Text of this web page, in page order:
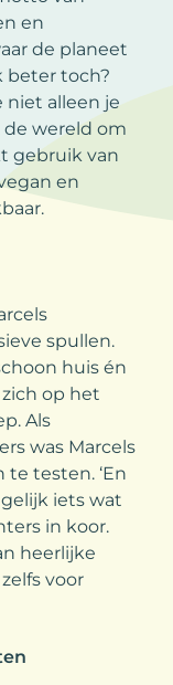
en
de planeet
beter toch?
niet alleen je
de wereld om
gebruik van
en
spullen.
huis én
op het
Als
was Marcels
testen. ‘En
iets wat
in koor.
heerlijke
voor